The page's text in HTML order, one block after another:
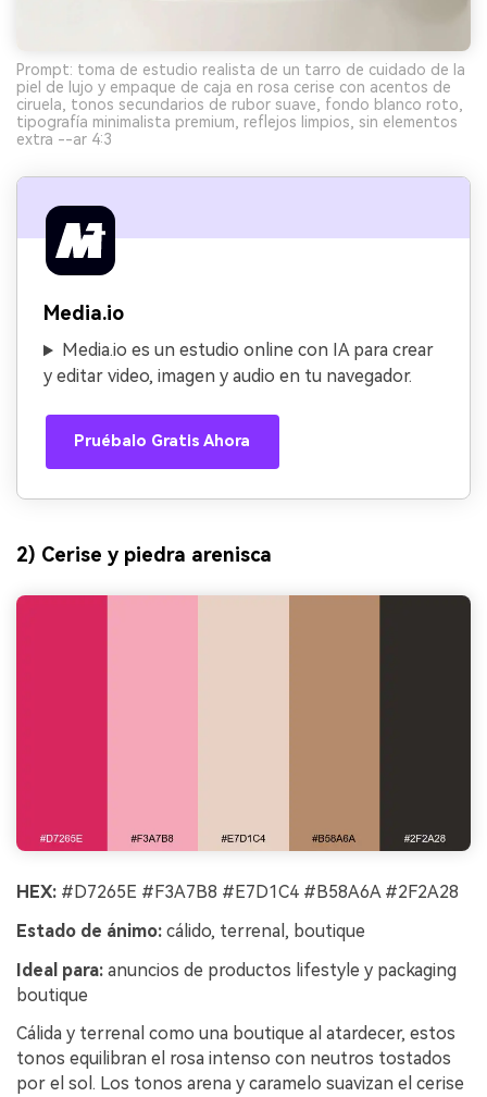
Prompt: toma de estudio realista de un tarro de cuidado de la
piel de lujo y empaque de caja en rosa cerise con acentos de
ciruela, tonos secundarios de rubor suave, fondo blanco roto,
tipografía minimalista premium, reflejos limpios, sin elementos
extra --ar 4:3
Media.io
Media.io es un estudio online con IA para crear
y editar video, imagen y audio en tu navegador.
Pruébalo Gratis Ahora
2) Cerise y piedra arenisca
HEX: #D7265E #F3A7B8 #E7D1C4 #B58A6A #2F2A28
Estado de ánimo: cálido, terrenal, boutique
Ideal para: anuncios de productos lifestyle y packaging
boutique
Cálida y terrenal como una boutique al atardecer, estos
tonos equilibran el rosa intenso con neutros tostados
por el sol. Los tonos arena y caramelo suavizan el cerise